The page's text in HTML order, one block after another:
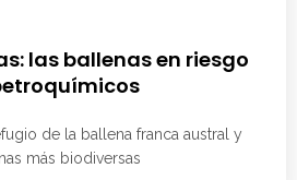
las ballenas en riesgo
de la ballena franca austral y
más biodiversas